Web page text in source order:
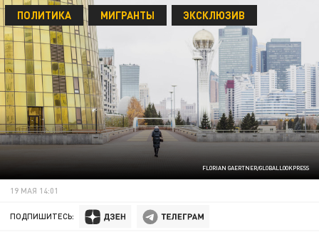
FLORIAN GAERTNER/GLOBALLOOKPRESS
ПОЛИТИКА МИГРАНТЫ ЭКСКЛЮЗИВ
19 МАЯ 14:01
ПОДПИШИТЕСЬ: